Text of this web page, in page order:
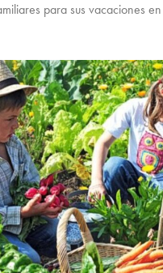
OESTE
GERTRUDIS
EULALIA
para sus vacaciones